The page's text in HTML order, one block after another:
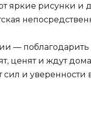
яркие рисунки и
—
ценят и ждут
сил и уверенности